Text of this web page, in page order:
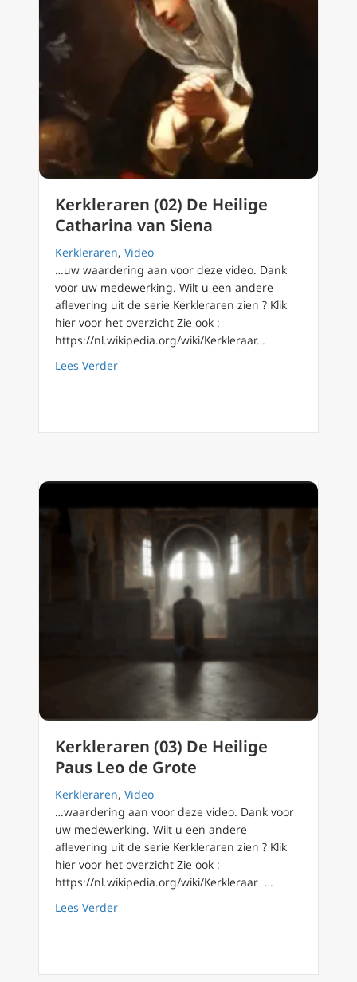
Kerkleraren (02) De Heilige
Catharina van Siena
Kerkleraren, Video
…uw waardering aan voor deze video. Dank
voor uw medewerking. Wilt u een andere
aflevering uit de serie Kerkleraren zien ? Klik
hier voor het overzicht Zie ook :
https://nl.wikipedia.org/wiki/Kerkleraar…
Lees Verderabout Kerkleraren (02) De Heilige Catharina
Kerkleraren (03) De Heilige
Paus Leo de Grote
Kerkleraren, Video
…waardering aan voor deze video. Dank voor
uw medewerking. Wilt u een andere
aflevering uit de serie Kerkleraren zien ? Klik
hier voor het overzicht Zie ook :
https://nl.wikipedia.org/wiki/Kerkleraar …
Lees Verderabout Kerkleraren (03) De Heilige Paus Leo